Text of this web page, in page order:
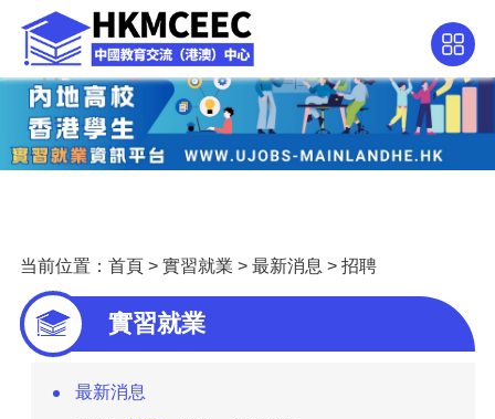
当前位置： 首頁> 實習就業 > 最新消息 > 招聘
實習就業
最新消息